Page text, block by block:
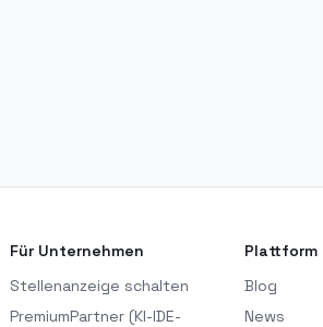
Für Unternehmen
Stellenanzeige schalten
PremiumPartner (KI-IDE-
Plattform
Blog
News